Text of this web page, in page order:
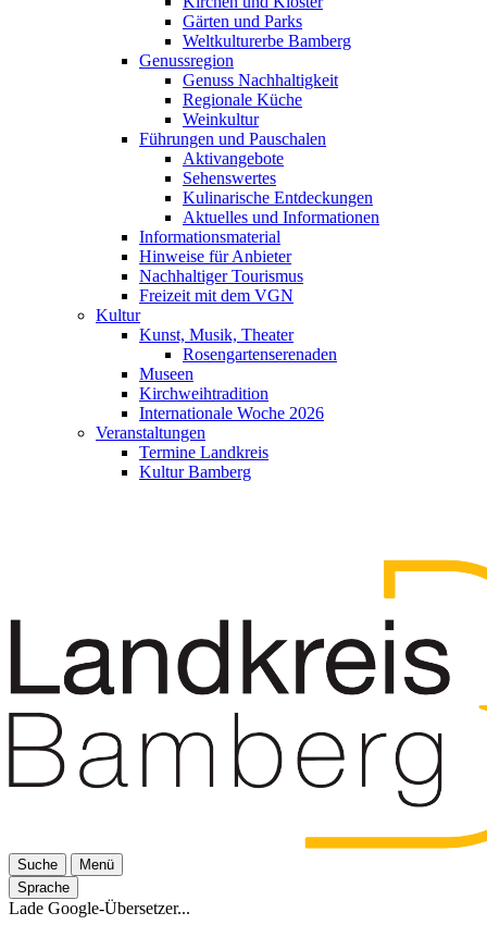
Gärten und Parks
Weltkulturerbe Bamberg
Genussregion
Genuss Nachhaltigkeit
Regionale Küche
Weinkultur
Führungen und Pauschalen
Aktivangebote
Sehenswertes
Kulinarische Entdeckungen
Aktuelles und Informationen
Informationsmaterial
Hinweise für Anbieter
Nachhaltiger Tourismus
Freizeit mit dem VGN
Kultur
Kunst, Musik, Theater
Rosengartenserenaden
Museen
Kirchweihtradition
Internationale Woche 2026
Veranstaltungen
Termine Landkreis
Kultur Bamberg
Suche
Menü
Sprache
Lade Google-Übersetzer...